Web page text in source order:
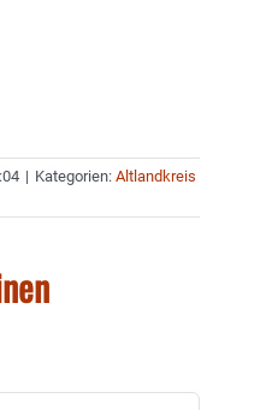
| Kategorien: Altlandkreis